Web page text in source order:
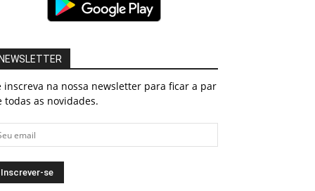
inscreva na nossa newsletter para ficar a par
todas as novidades.